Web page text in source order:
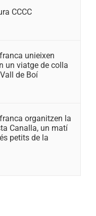
CCCC
unieixen
un viatge de colla
de Boí
organitzen la
Canalla, un matí
petits de la